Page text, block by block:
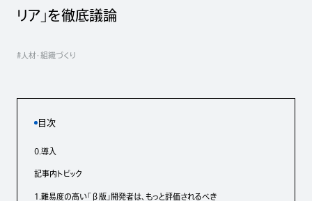
リア」を徹底議論
#人材・組織づくり
目次
0.導入
記事内トピック
1.難易度の高い「β版」開発者は、もっと評価されるべき